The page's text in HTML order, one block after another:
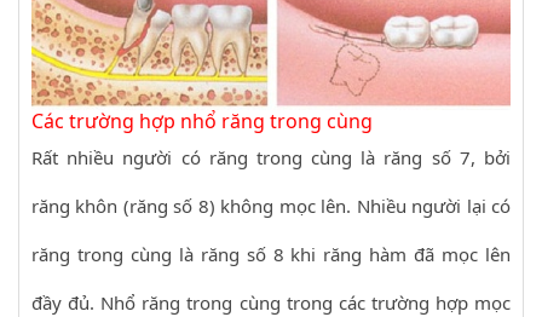
Các trường hợp nhổ răng trong cùng
Rất nhiều người có răng trong cùng là răng số 7, bởi
răng khôn (răng số 8) không mọc lên. Nhiều người lại có
răng trong cùng là răng số 8 khi răng hàm đã mọc lên
đầy đủ. Nhổ răng trong cùng trong các trường hợp mọc